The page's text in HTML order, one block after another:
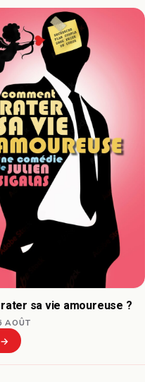
sa vie amoureuse ?
AOÛT